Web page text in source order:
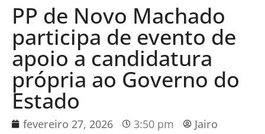
PP de Novo Machado
participa de evento de
apoio a candidatura
própria ao Governo do
Estado
fevereiro 27, 2026 3:50 pm Jairo